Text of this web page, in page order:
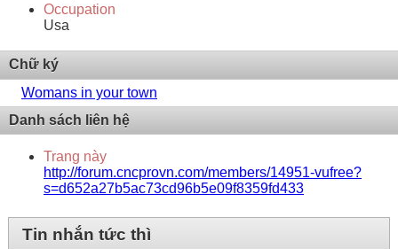
Occupation
Usa
Chữ ký
Womans in your town
Danh sách liên hệ
Trang này
http://forum.cncprovn.com/members/14951-vufree?
s=d652a27b5ac73cd96b5e09f8359fd433
Tin nhắn tức thì